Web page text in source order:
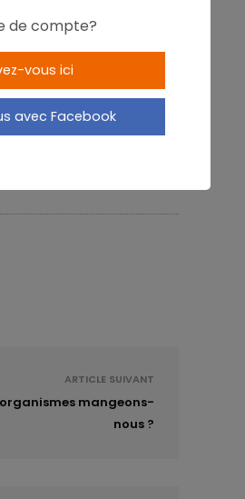
ARTICLE SUIVANT
mangeons-
nous ?
de compte?
vous ici
avec Facebook